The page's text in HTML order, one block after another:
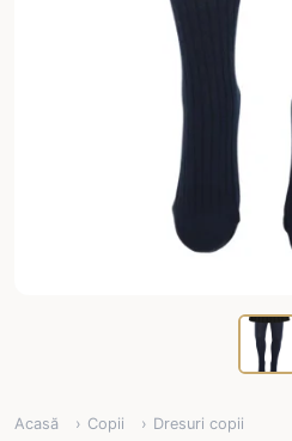
Acasă Copii Dresuri copii